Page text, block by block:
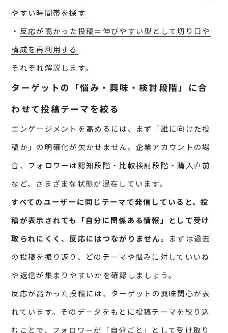
やすい時間帯を探す
・ 反応が高かった投稿＝伸びやすい型として切り口や
構成を再利用する
それぞれ解説します。
ターゲットの「悩み・興味・検討段階」に合
わせて投稿テーマを絞る
エンゲージメントを高めるには、まず「誰に向けた投
稿か」の明確化が欠かせません。企業アカウントの場
合、フォロワーは認知段階・比較検討段階・購入直前
など、さまざまな状態が混在しています。
すべてのユーザーに同じテーマで発信していると、投
稿が表示されても「自分に関係ある情報」として受け
取られにくく、反応にはつながりません。 まずは過去
の投稿を振り返り、どのテーマや悩みに対していいね
や返信が集まりやすいかを確認しましょう。
反応が高かった投稿には、ターゲットの興味関心が表
れています。そのデータをもとに投稿テーマを絞り込
むことで、フォロワーが「自分ごと」として受け取り